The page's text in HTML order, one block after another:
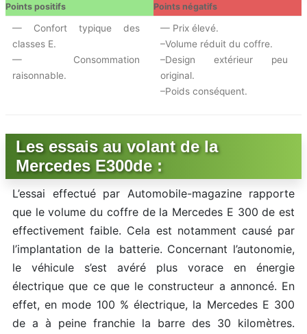
Points positifs Points négatifs
— Confort typique des
classes E.
— Consommation
raisonnable.
— Prix élevé.
–Volume réduit du coffre.
–Design extérieur peu
original.
–Poids conséquent.
Les essais au volant de la
Mercedes E300de :
L’essai effectué par Automobile-magazine rapporte
que le volume du coffre de la Mercedes E 300 de est
effectivement faible. Cela est notamment causé par
l’implantation de la batterie. Concernant l’autonomie,
le véhicule s’est avéré plus vorace en énergie
électrique que ce que le constructeur a annoncé. En
effet, en mode 100 % électrique, la Mercedes E 300
de a à peine franchie la barre des 30 kilomètres.